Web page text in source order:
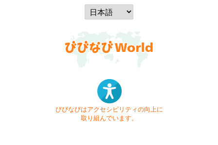
びびなびはアクセシビリティの向上に
取り組んでいます。